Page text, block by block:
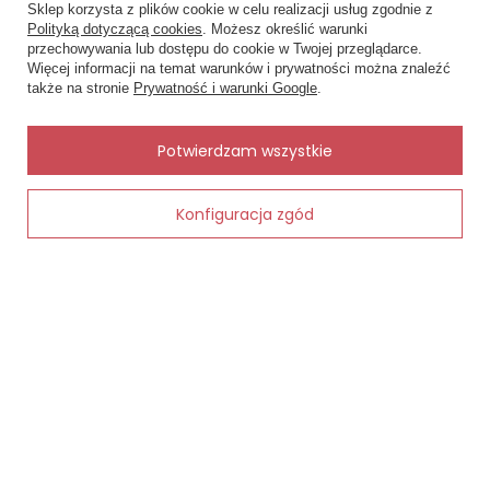
Dodaj do koszyka
Status zamówienia
Śledzenie przesyłki
Chcę zareklamować produkt
Chcę zwrócić produkt
Kontakt
×
✨ Asystent zakupowy
Napisz czego szukasz — pokażę
gotowe propozycje.
Sklep korzysta z plików cookie w celu realizacji usług zgodnie z
Polityką dotyczącą cookies. Możesz określić warunki
przechowywania lub dostępu do cookie w Twojej przeglądarce.
Więcej informacji na temat warunków i prywatności można znaleźć
także na stronie Prywatność i warunki Google.
Konfiguracja zgód
Potwierdzam wszystkie